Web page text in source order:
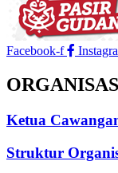
Facebook-f
Ketua
Struktur